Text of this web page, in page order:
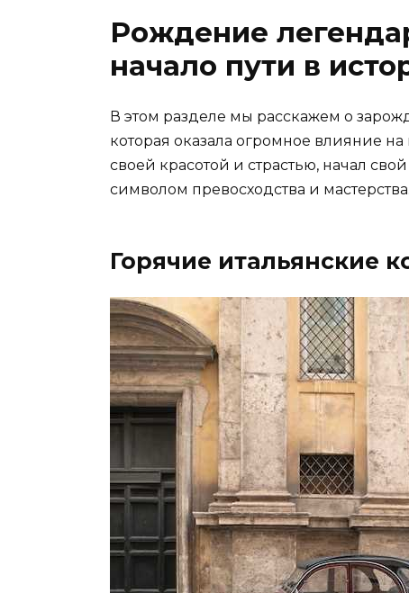
Рождение
начало пути в
В этом разделе мы расскажем о
которая оказала огромное влияние
своей красотой и страстью, начал
символом превосходства и мастерства.
Горячие итальянские